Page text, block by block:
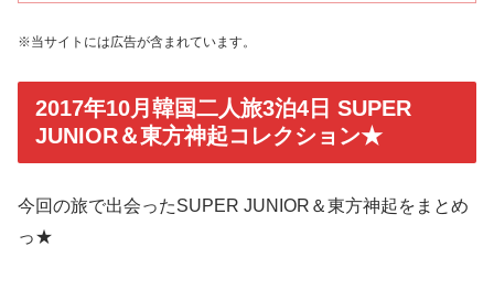
※当サイトには広告が含まれています。
2017年10月韓国二人旅3泊4日 SUPER
JUNIOR＆東方神起コレクション★
今回の旅で出会ったSUPER JUNIOR＆東方神起をまとめ
っ★